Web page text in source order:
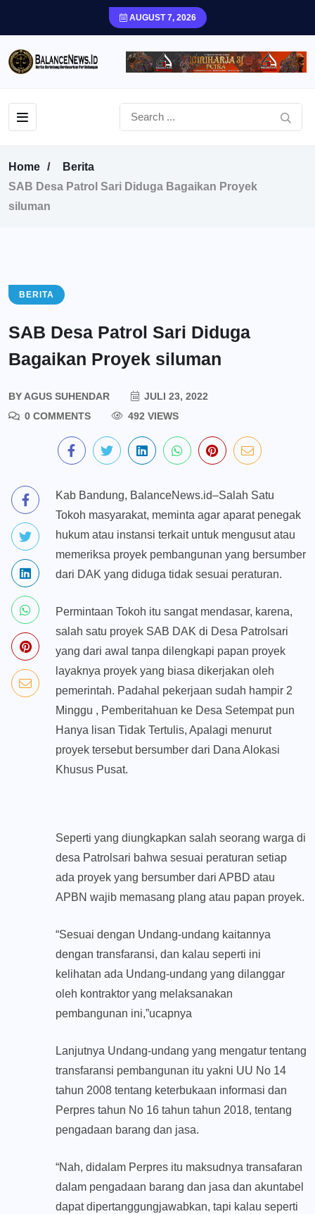
AUGUST 7, 2026
Home
Berita
SAB Desa Patrol Sari Diduga Bagaikan Proyek
siluman
BERITA
SAB Desa Patrol Sari Diduga
Bagaikan Proyek siluman
BYAGUS SUHENDAR
JULI 23, 2022
0 COMMENTS
492 VIEWS
Kab Bandung, BalanceNews.id–Salah Satu
Tokoh masyarakat, meminta agar aparat penegak
hukum atau instansi terkait untuk mengusut atau
memeriksa proyek pembangunan yang bersumber
dari DAK yang diduga tidak sesuai pe­raturan.
Permintaan Tokoh itu sangat mendasar, karena,
salah satu proyek SAB DAK di Desa Patrolsari
yang dari awal tanpa dilengkapi papan proyek
layaknya proyek yang biasa dikerjakan oleh
pemerintah. Padahal pekerjaan sudah hampir 2
Minggu , Pemberitahuan ke Desa Setempat pun
Hanya lisan Tidak Tertulis, Apalagi menurut
proyek tersebut bersumber dari Dana Alokasi
Khusus Pusat.
Seperti yang diungkapkan salah seorang warga di
desa Patrolsari bahwa sesuai peraturan setiap
ada proyek yang bersumber dari APBD atau
APBN wajib memasang plang atau papan proyek.
“Sesuai dengan Undang-undang kaitannya
dengan transfaransi, dan kalau seperti ini
kelihatan ada Undang-undang yang dilanggar
oleh kontraktor yang melaksanakan
pembangunan ini,”ucapnya
Lanjutnya Undang-undang yang mengatur tentang
transfaransi pembangunan itu yakni UU No 14
tahun 2008 tentang keterbukaan informasi dan
Perpres tahun No 16 tahun tahun 2018, tentang
pengadaan barang dan jasa.
“Nah, didalam Perpres itu maksudnya transafaran
dalam pengadaan barang dan jasa dan akuntabel
dapat di­per­tang­gungjawabkan, tapi kalau seperti